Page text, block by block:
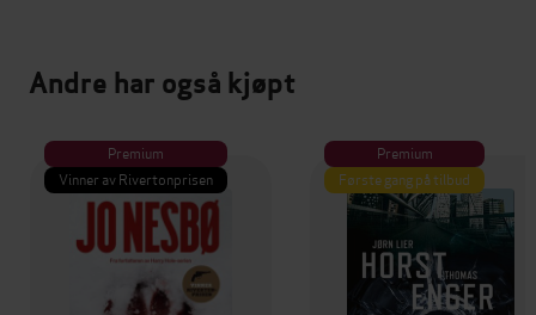
Andre har også kjøpt
Premium
Vinner av Rivertonprisen
Premium
Første gang på tilbud